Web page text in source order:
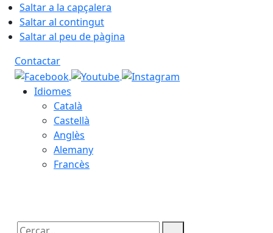
Saltar a la capçalera
Saltar al contingut
Saltar al peu de pàgina
Contactar
Idiomes
Català
Castellà
Anglès
Alemany
Francès